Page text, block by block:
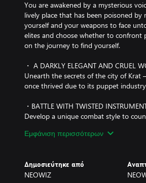
You are awakened by a mysterious
lively place that has been poisoned
yourself and your weapons to face
elites and choose whether to
on the journey to find yourself.
・ A DARKLY ELEGANT AND CRUEL
Unearth the secrets of the city of Krat
once thrived due to its puppet
・BATTLE WITH TWISTED
Develop a unique combat style to
in sorrow or despair by lying…or you
Εμφάνιση περισσότερων
Δημοσιεύτηκε από
NEOWIZ